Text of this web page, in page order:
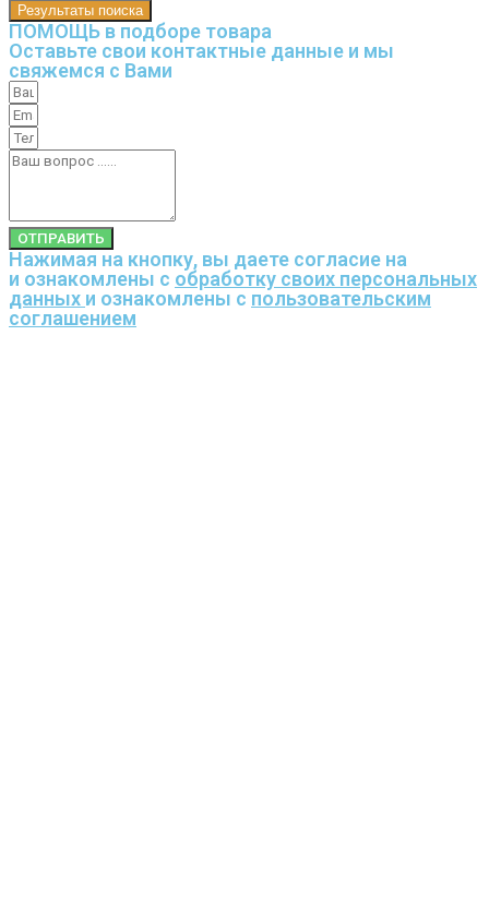
Результаты поиска
ПОМОЩЬ в подборе товара
Оставьте свои контактные данные и мы
свяжемся с Вами
ОТПРАВИТЬ
Нажимая на кнопку, вы даете согласие на
и ознакомлены с обработку своих персональных
данных и ознакомлены с пользовательским
соглашением